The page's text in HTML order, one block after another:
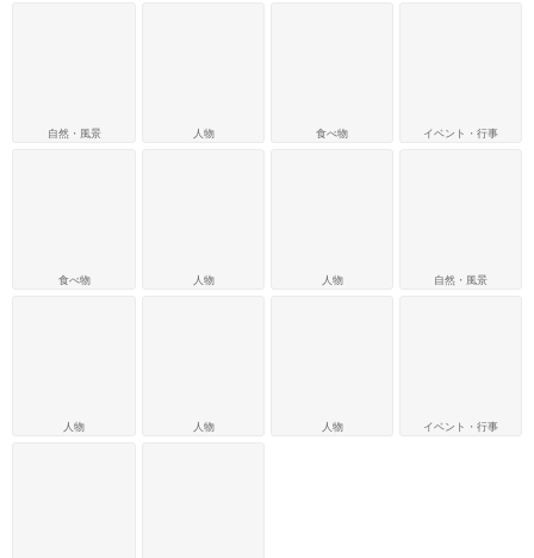
自然・風景
食べ物
人物
人物
人物
人物
食べ物
人物
人物
イベント・行事
自然・風景
イベント・行事